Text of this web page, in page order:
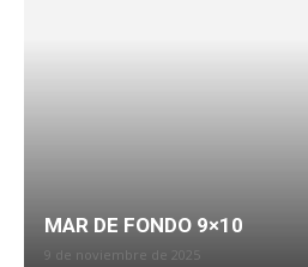
MAR DE FONDO 9×10
9 de noviembre de 2025